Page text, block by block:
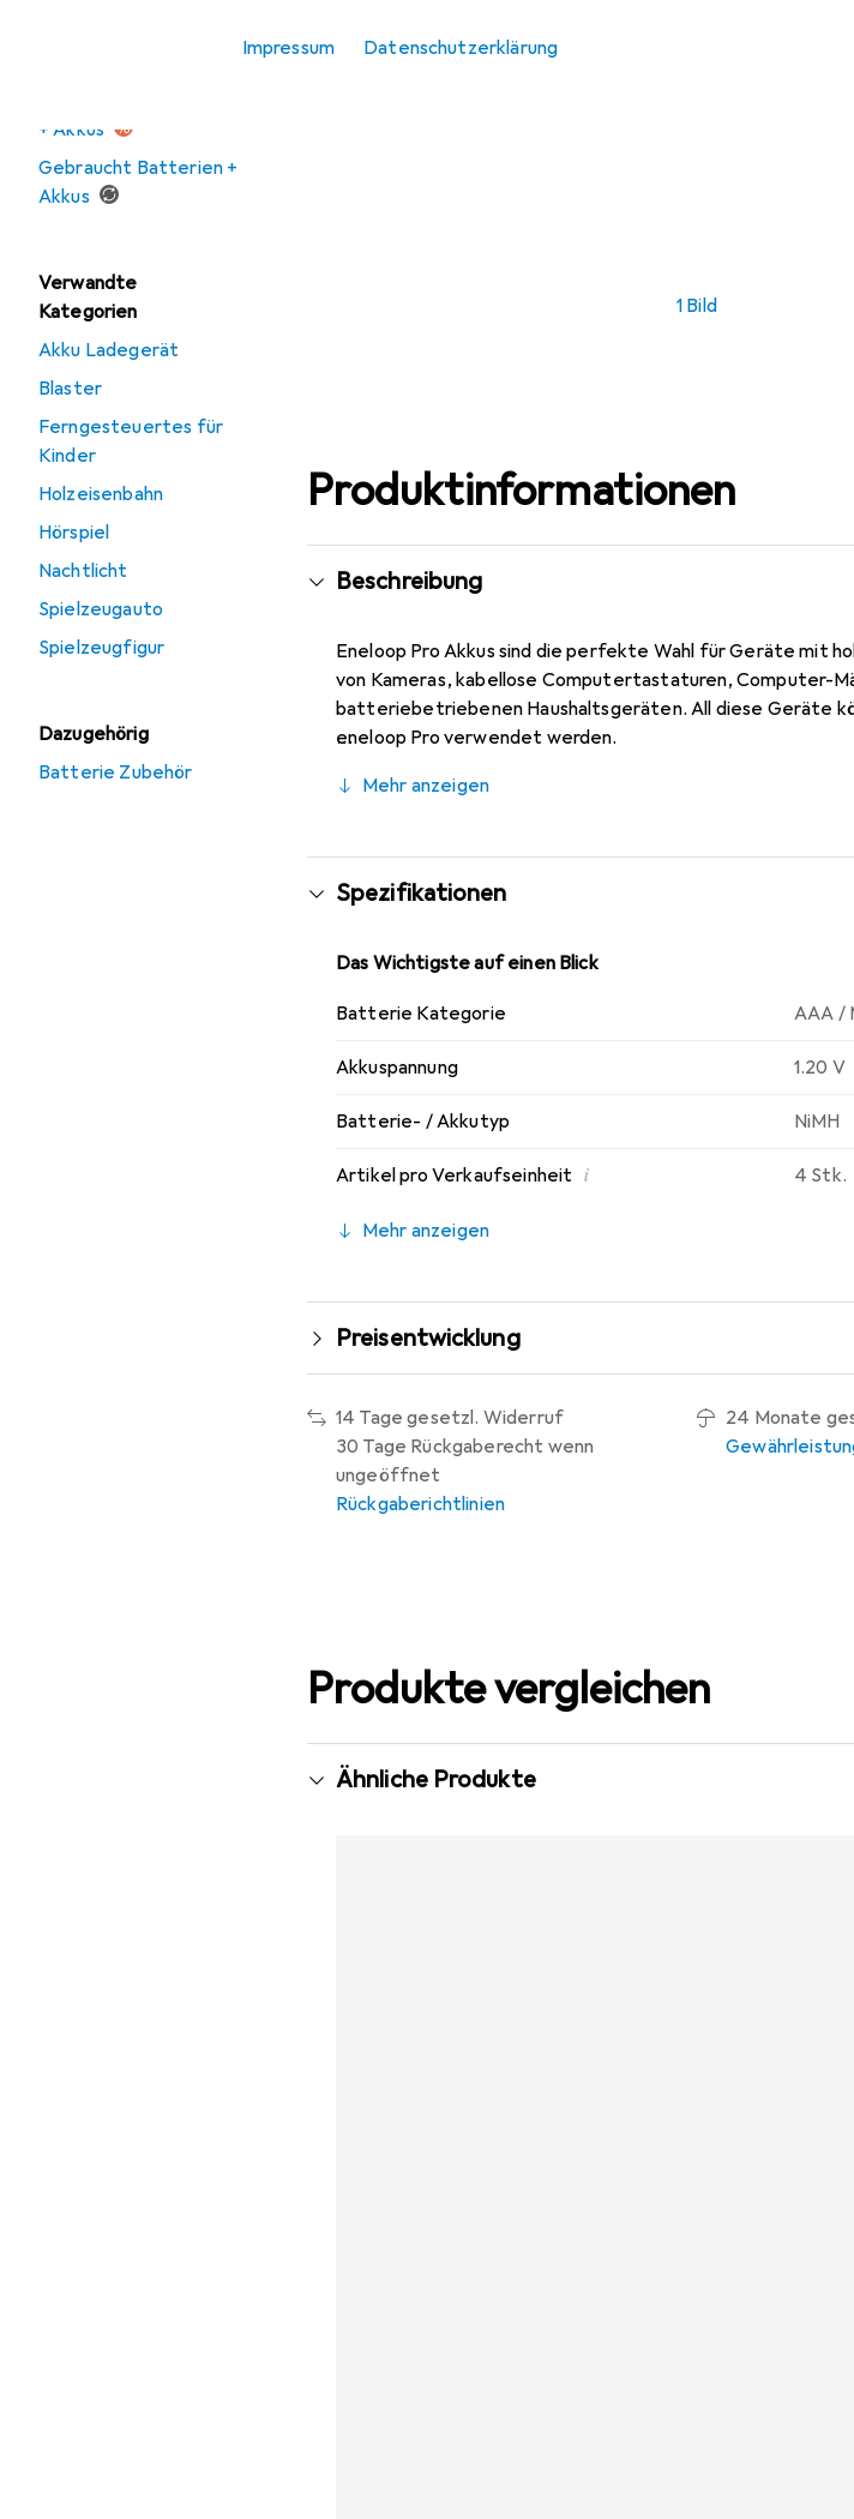
Impressum Datenschutzerklärung
+ Akkus
Gebraucht Batterien +
Akkus
Verwandte
Kategorien
Akku Ladegerät
Blaster
Ferngesteuertes für
Kinder
Holzeisenbahn
Hörspiel
Nachtlicht
Spielzeugauto
Spielzeugfigur
Dazugehörig
Batterie Zubehör
1 Bild
Produktinformationen
Beschreibung
Eneloop Pro Akkus sind die perfekte Wahl für Geräte mit
von Kameras, kabellose Computertastaturen, Computer-
batteriebetriebenen Haushaltsgeräten. All diese Geräte
eneloop Pro verwendet werden.
Mehr anzeigen
Spezifikationen
Das Wichtigste auf einen Blick
Batterie Kategorie AAA /
Akkuspannung 1.20 V
Batterie- / Akkutyp NiMH
Artikel pro Verkaufseinheit i 4 Stk.
Mehr anzeigen
Preisentwicklung
14 Tage gesetzl. Widerruf
30 Tage Rückgaberecht wenn
ungeöffnet
Rückgaberichtlinien
24 Monate
Produkte vergleichen
Ähnliche Produkte